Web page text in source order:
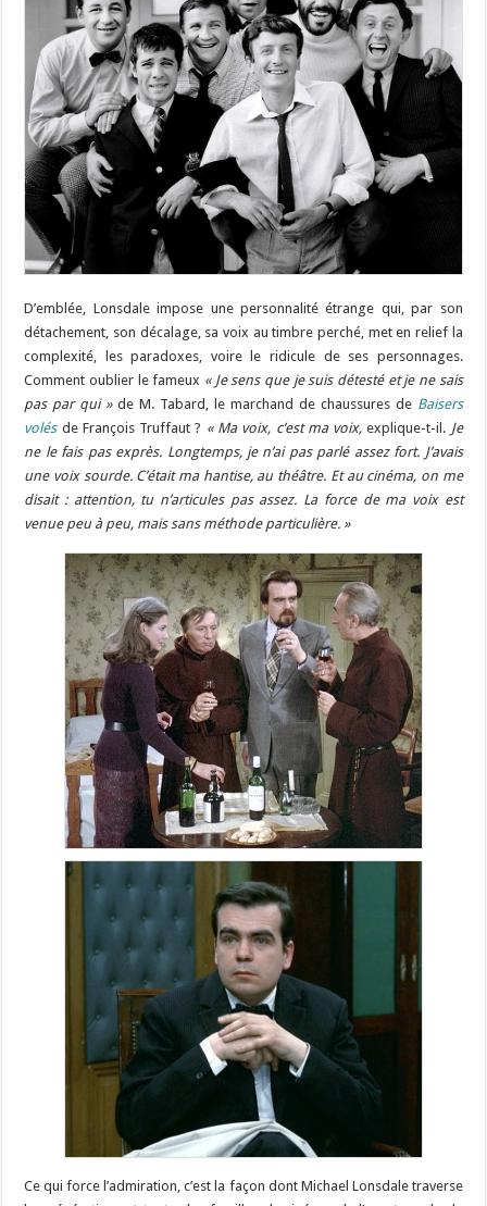
D’emblée, Lonsdale impose une personnalité étrange qui, par son
détachement, son décalage, sa voix au timbre perché, met en relief la
complexité, les paradoxes, voire le ridicule de ses personnages.
Comment oublier le fameux « Je sens que je suis détesté et je ne sais
pas par qui »de M. Tabard, le marchand de chaussures de Baisers
volésde François Truffaut ? « Ma voix, c’est ma voix,explique-t-il. Je
ne le fais pas exprès. Longtemps, je n’ai pas parlé assez fort. J’avais
une voix sourde. C’était ma hantise, au théâtre. Et au cinéma, on me
disait : attention, tu n’articules pas assez. La force de ma voix est
venue peu à peu, mais sans méthode particulière. »
Ce qui force l’admiration, c’est la façon dont Michael Lonsdale traverse